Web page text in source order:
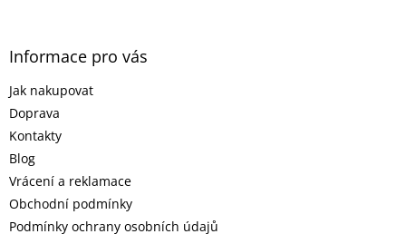
Informace pro vás
Jak nakupovat
Doprava
Kontakty
Blog
Vrácení a reklamace
Obchodní podmínky
Podmínky ochrany osobních údajů